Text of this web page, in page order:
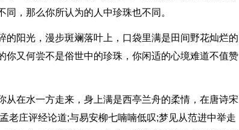
，那么你所认为的人中珍珠也不同。
的阳光，漫步斑斓落叶上，口袋里满是田间野花灿烂的
你又何尝不是俗世中的珍珠，你闲适的心境难道不值赞
从在水一方走来，身上满是西亭兰舟的柔情，在唐诗宋
老庄评经论道;与易安柳七喃喃低叹;梦见从范进中举走